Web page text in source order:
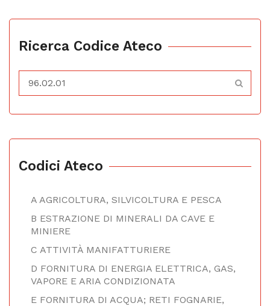
Ricerca Codice Ateco
Codici Ateco
A AGRICOLTURA, SILVICOLTURA E PESCA
B ESTRAZIONE DI MINERALI DA CAVE E
MINIERE
C ATTIVITÀ MANIFATTURIERE
D FORNITURA DI ENERGIA ELETTRICA, GAS,
VAPORE E ARIA CONDIZIONATA
E FORNITURA DI ACQUA; RETI FOGNARIE,